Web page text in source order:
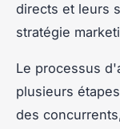
directs et leurs
stratégie
Le processus
plusieurs
des